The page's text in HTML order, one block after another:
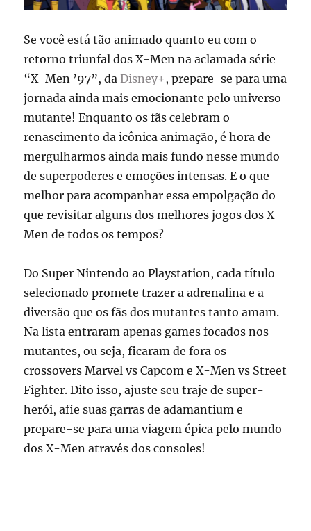
Se você está tão animado quanto eu com o
retorno triunfal dos X-Men na aclamada série
“X-Men ’97”, da Disney+ , prepare-se para uma
jornada ainda mais emocionante pelo universo
mutante! Enquanto os fãs celebram o
renascimento da icônica animação, é hora de
mergulharmos ainda mais fundo nesse mundo
de superpoderes e emoções intensas. E o que
melhor para acompanhar essa empolgação do
que revisitar alguns dos melhores jogos dos X-
Men de todos os tempos?
Do Super Nintendo ao Playstation, cada título
selecionado promete trazer a adrenalina e a
diversão que os fãs dos mutantes tanto amam.
Na lista entraram apenas games focados nos
mutantes, ou seja, ficaram de fora os
crossovers Marvel vs Capcom e X-Men vs Street
Fighter. Dito isso, ajuste seu traje de super-
herói, afie suas garras de adamantium e
prepare-se para uma viagem épica pelo mundo
dos X-Men através dos consoles!